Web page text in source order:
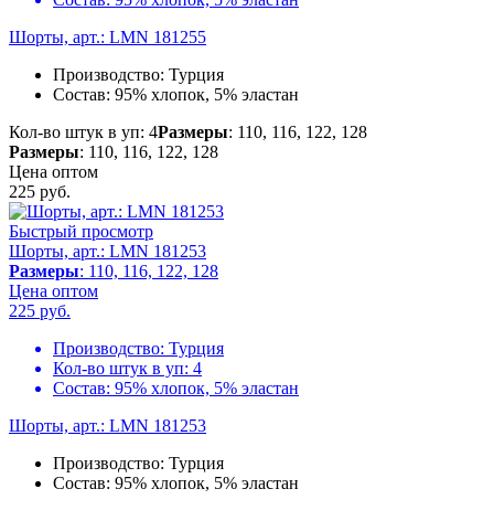
Шорты, арт.: LMN 181255
Производство: Турция
Состав: 95% хлопок, 5% эластан
Кол-во штук в уп: 4Размеры: 110, 116, 122, 128
Размеры: 110, 116, 122, 128
Цена оптом
225 руб.
Быстрый просмотр
Шорты, арт.: LMN 181253
Размеры: 110, 116, 122, 128
Цена оптом
225 руб.
Производство: Турция
Кол-во штук в уп: 4
Состав: 95% хлопок, 5% эластан
Шорты, арт.: LMN 181253
Производство: Турция
Состав: 95% хлопок, 5% эластан